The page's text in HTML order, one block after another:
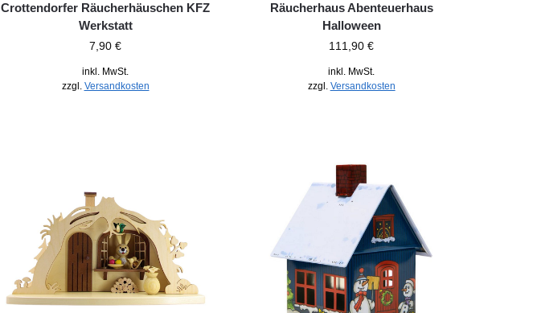
Crottendorfer Räucherhäuschen KFZ
Werkstatt
7,90 €
inkl. MwSt.
zzgl. Versandkosten
Räucherhaus Abenteuerhaus
Halloween
111,90€
inkl. MwSt.
zzgl. Versandkosten